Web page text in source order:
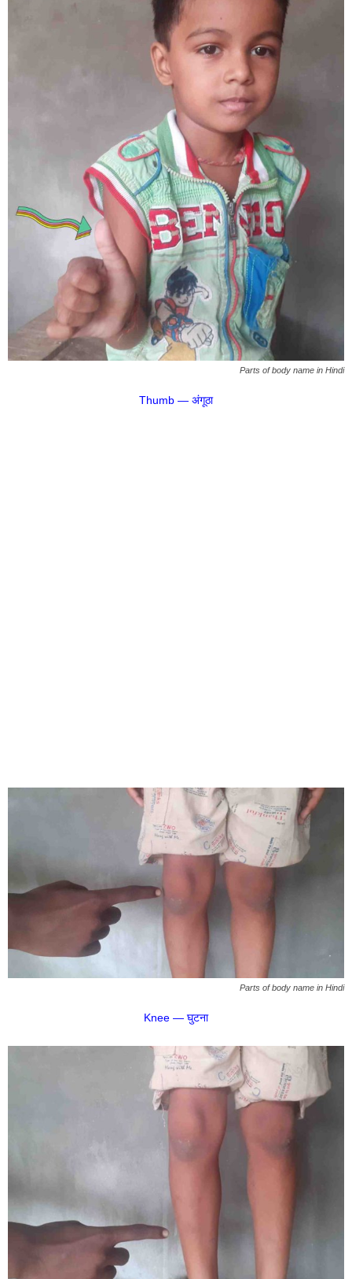
Parts of body name in Hindi
Thumb — अंगूठा
Parts of body name in Hindi
Knee — घुटना